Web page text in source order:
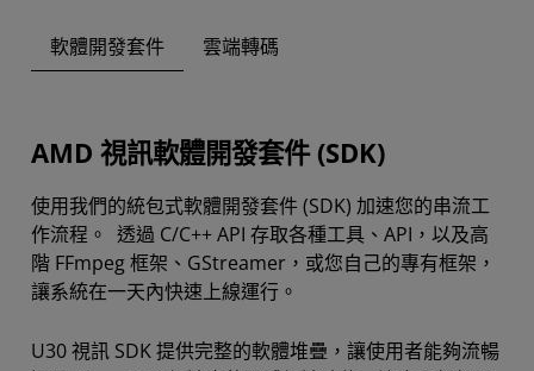
軟體開發套件 雲端轉碼
AMD 視訊軟體開發套件 (SDK)
使用我們的統包式軟體開發套件 (SDK) 加速您的串流工
作流程。 透過 C/C++ API 存取各種工具、API，以及高
階 FFmpeg 框架、GStreamer，或您自己的專有框架，
讓系統在一天內快速上線運行。
U30 視訊 SDK 提供完整的軟體堆疊，讓使用者能夠流暢